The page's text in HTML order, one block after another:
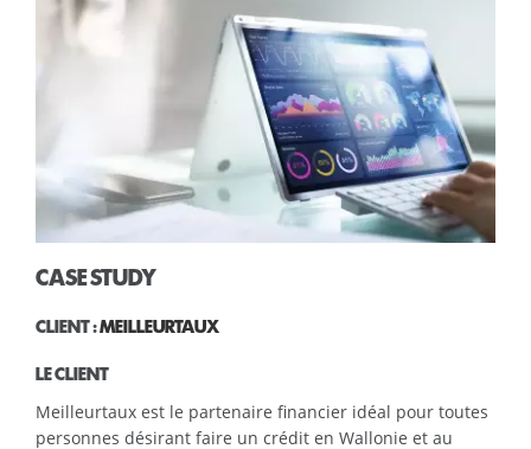
CASE STUDY
CLIENT :ROYAL CANIN
LE CLIENT
Royal Canin promeut ses actions grâce un réseau de sites
événementiels. Eteamsys était en charge de promouvoir